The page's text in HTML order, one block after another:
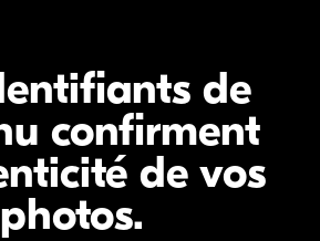
de
confirment
de vos
photos.